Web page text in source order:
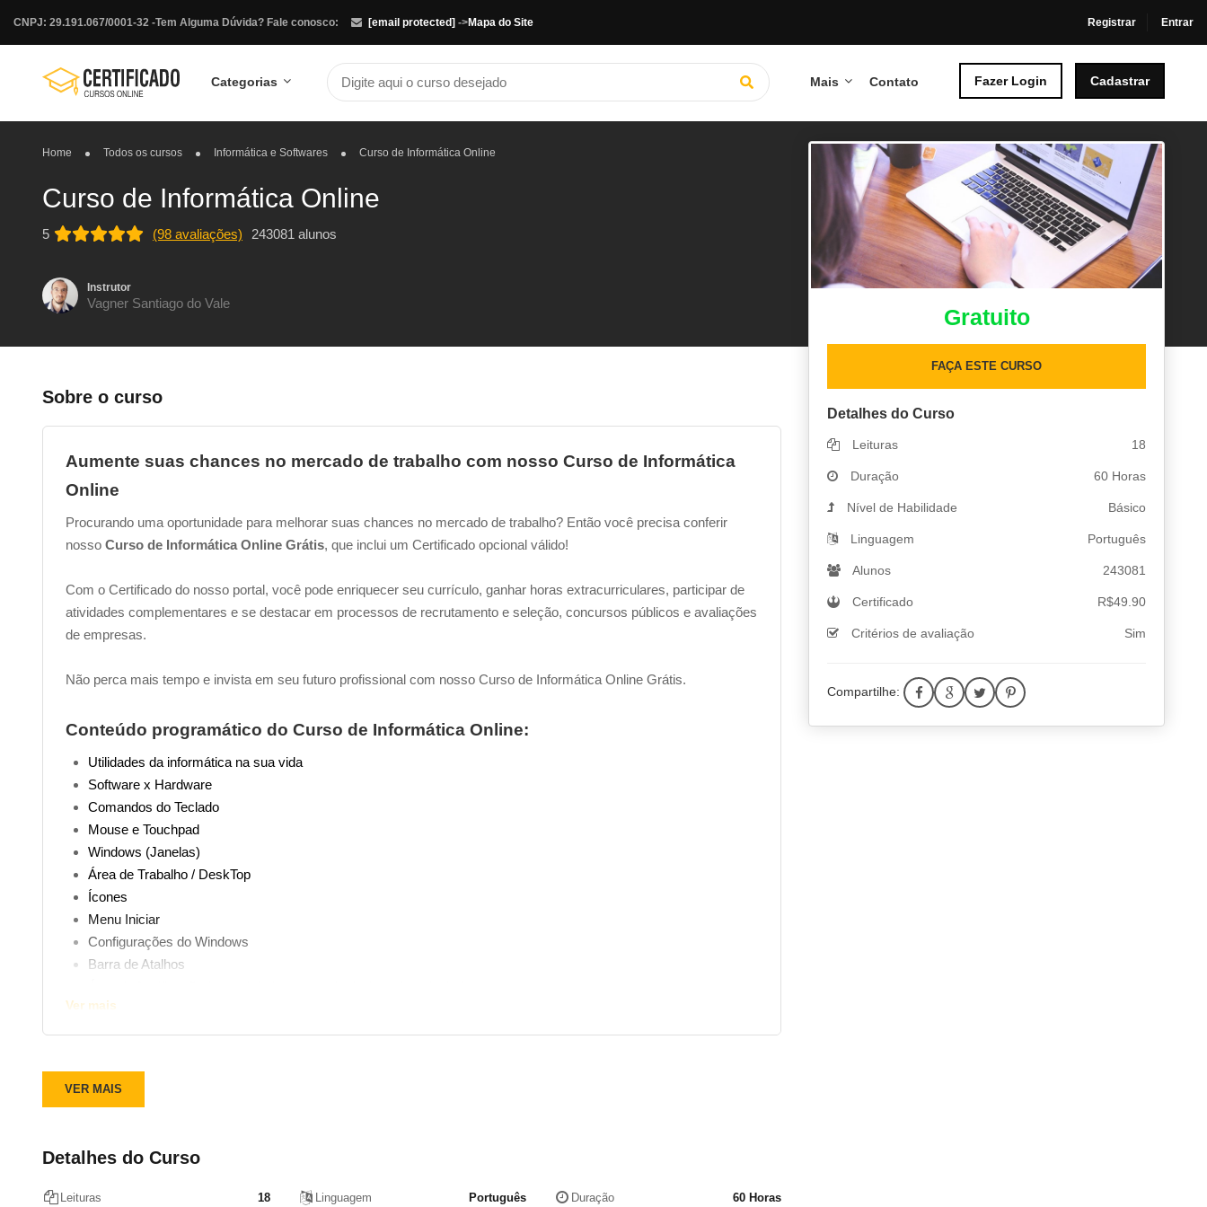
Tem Alguma Dúvida? Fale conosco: [email protected]
CNPJ: 29.191.067/0001-32 - ->Mapa do Site Registrar Entrar
Categorias Mais Contato Fazer Login Cadastrar
Home Todos os cursos Informática e Softwares Curso de Informática Online
Curso de Informática Online
5 (98 avaliações) 243081 alunos
Instrutor
Vagner Santiago do Vale
Sobre o curso
Aumente suas chances no mercado de trabalho com nosso Curso de Informática
Online
Procurando uma oportunidade para melhorar suas chances no mercado de trabalho? Então você precisa conferir
nosso Curso de Informática Online Grátis, que inclui um Certificado opcional válido!
Com o Certificado do nosso portal, você pode enriquecer seu currículo, ganhar horas extracurriculares, participar de
atividades complementares e se destacar em processos de recrutamento e seleção, concursos públicos e avaliações
de empresas.
Não perca mais tempo e invista em seu futuro profissional com nosso Curso de Informática Online Grátis.
Conteúdo programático do Curso de Informática Online:
Utilidades da informática na sua vida
Software x Hardware
Comandos do Teclado
Mouse e Touchpad
Windows (Janelas)
Área de Trabalho / DeskTop
Ícones
Menu Iniciar
Configurações do Windows
Barra de Atalhos
Windows Explorer (Explorador do Windows)
Acessando o Explorador
Tipos de Arquivos
Aplicativos úteis
Ver mais
VER MAIS
Detalhes do Curso
Leituras 18 Linguagem Português Duração 60 Horas
Gratuito
FAÇA ESTE CURSO
Detalhes do Curso
Leituras 18
Duração 60 Horas
Nível de Habilidade Básico
Linguagem Português
Alunos 243081
Certificado R$49.90
Critérios de avaliação Sim
Compartilhe: